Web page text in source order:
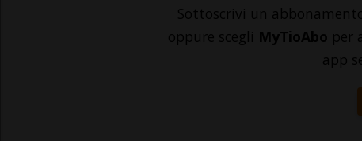
Sottoscrivi un
oppure scegli MyTioAbo per
app